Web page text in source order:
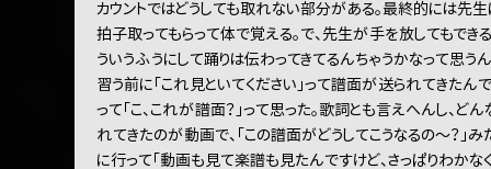
カウントではどうしても取れない部分がある。最終的には先
拍子取ってもらって体で覚える。で、先生が手を放してもで
ういうふうにして踊りは伝わってきてるんちゃうかなって思うん
習う前に「これ見といてください」って譜面が送られてきた
って「こ、これが譜面？」って思った。歌詞とも言えへんし、
れてきたのが動画で、「この譜面がどうしてこうなるの～？」
に行って「動画も見て楽譜も見たんですけど、さっぱりわかな